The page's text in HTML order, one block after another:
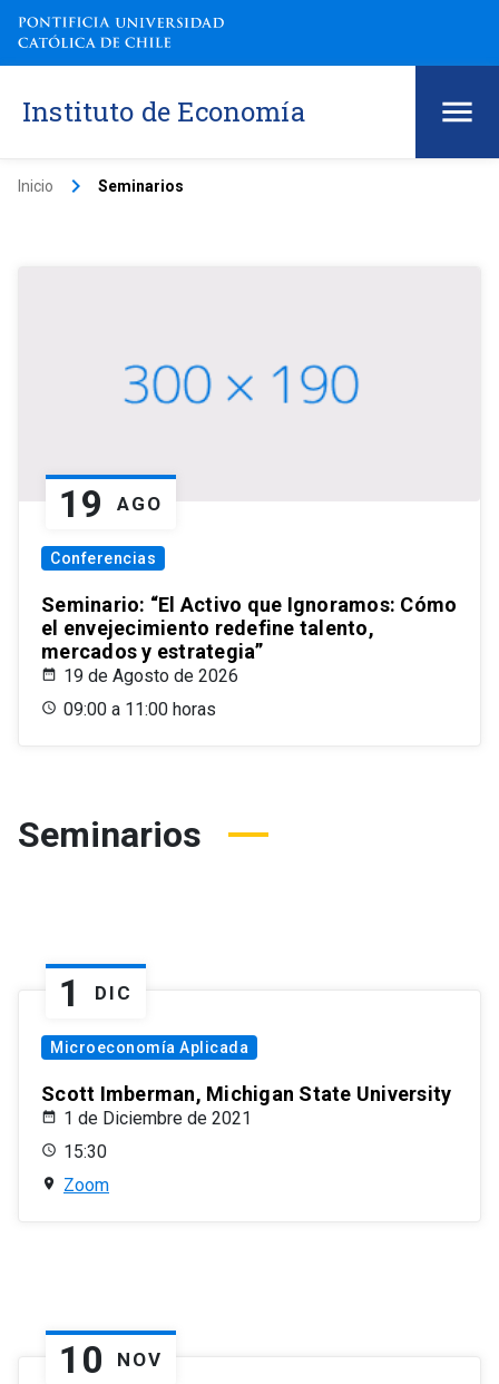
Instituto de Economía
Inicio keyboard_arrow_right Seminarios
19 AGO
Conferencias
Seminario: “El Activo que Ignoramos: Cómo
el envejecimiento redefine talento,
mercados y estrategia”
19 de Agosto de 2026
09:00 a 11:00 horas
Seminarios
1 DIC
Microeconomía Aplicada
Scott Imberman, Michigan State University
1 de Diciembre de 2021
15:30
Zoom
10 NOV